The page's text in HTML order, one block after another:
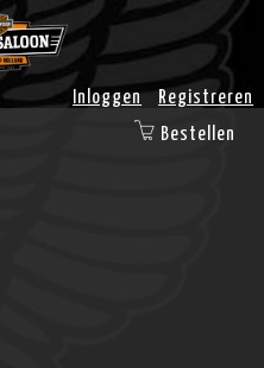
Inloggen
Registreren
Bestellen